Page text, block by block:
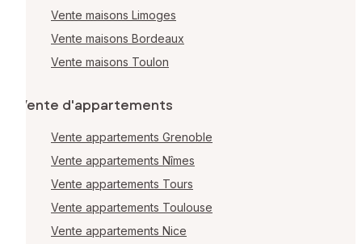
Vente maisons Limoges
Vente maisons Bordeaux
Vente maisons Toulon
Vente d'appartements
Vente appartements Grenoble
Vente appartements Nîmes
Vente appartements Tours
Vente appartements Toulouse
Vente appartements Nice